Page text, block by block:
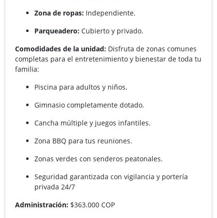
Zona de ropas: Independiente.
Parqueadero: Cubierto y privado.
Comodidades de la unidad: Disfruta de zonas comunes
completas para el entretenimiento y bienestar de toda tu
familia:
Piscina para adultos y niños.
Gimnasio completamente dotado.
Cancha múltiple y juegos infantiles.
Zona BBQ para tus reuniones.
Zonas verdes con senderos peatonales.
Seguridad garantizada con vigilancia y portería
privada 24/7
Administración: $363.000 COP